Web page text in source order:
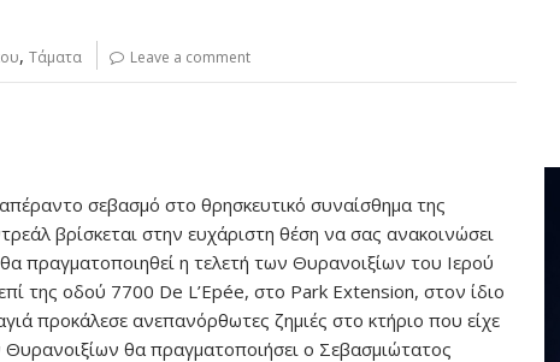
, Τάματα Leave a comment
σεβασμό στο θρησκευτικό συναίσθημα της
βρίσκεται στην ευχάριστη θέση να σας ανακοινώσει
πραγματοποιηθεί η τελετή των Θυρανοιξίων του Ιερού
της οδού 7700 De L’Epée, στο Park Extension, στον ίδιο
προκάλεσε ανεπανόρθωτες ζημιές στο κτήριο που είχε
θα πραγματοποιήσει ο Σεβασμιώτατος